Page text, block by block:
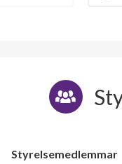
Styrelsemedlemmar